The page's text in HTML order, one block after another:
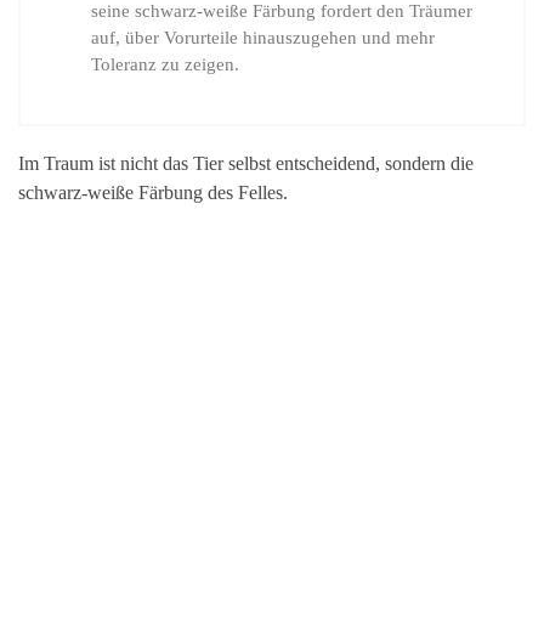
seine schwarz-weiße Färbung fordert den Träumer
auf, über Vorurteile hinauszugehen und mehr
Toleranz zu zeigen.
Im Traum ist nicht das Tier selbst entscheidend, sondern die
schwarz-weiße Färbung des Felles.